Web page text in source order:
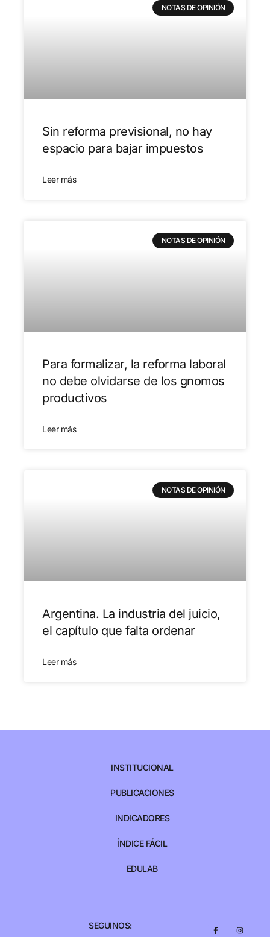
NOTAS DE OPINIÓN
Sin reforma previsional, no hay
espacio para bajar impuestos
Leer más
NOTAS DE OPINIÓN
Para formalizar, la reforma laboral
no debe olvidarse de los gnomos
productivos
Leer más
NOTAS DE OPINIÓN
Argentina. La industria del juicio,
el capítulo que falta ordenar
Leer más
INSTITUCIONAL
PUBLICACIONES
INDICADORES
ÍNDICE FÁCIL
EDULAB
SEGUINOS: